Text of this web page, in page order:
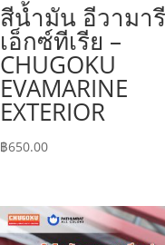
สีน้ำมัน อีวามา
เอ็กซ์ทีเรีย –
CHUGOKU
EVAMARINE
EXTERIOR
฿650.00